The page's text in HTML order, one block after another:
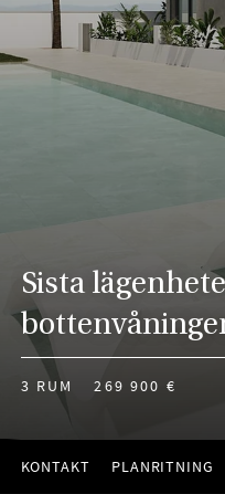
Sista
3 RUM 269 900 €
KONTAKT PLANRITNING